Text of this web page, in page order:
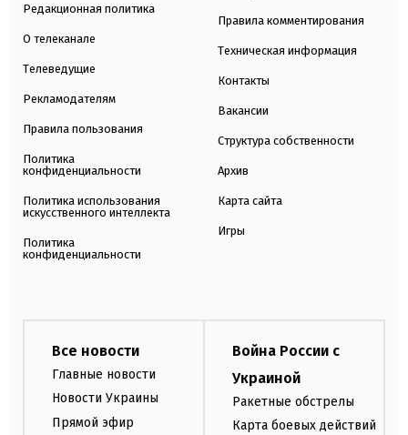
Редакционная политика
О телеканале
Телеведущие
Рекламодателям
Правила пользования
Политика
конфиденциальности
Политика использования
искусственного интеллекта
Политика
конфиденциальности
Правила комментирования
Техническая информация
Контакты
Вакансии
Структура собственности
Архив
Карта сайта
Игры
Все новости
Главные новости
Новости Украины
Прямой эфир
Война России с
Украиной
Ракетные обстрелы
Карта боевых действий